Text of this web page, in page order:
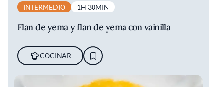
INTERMEDIO 1H 30MIN
Flan de yema y flan de yema con vainilla
COCINAR